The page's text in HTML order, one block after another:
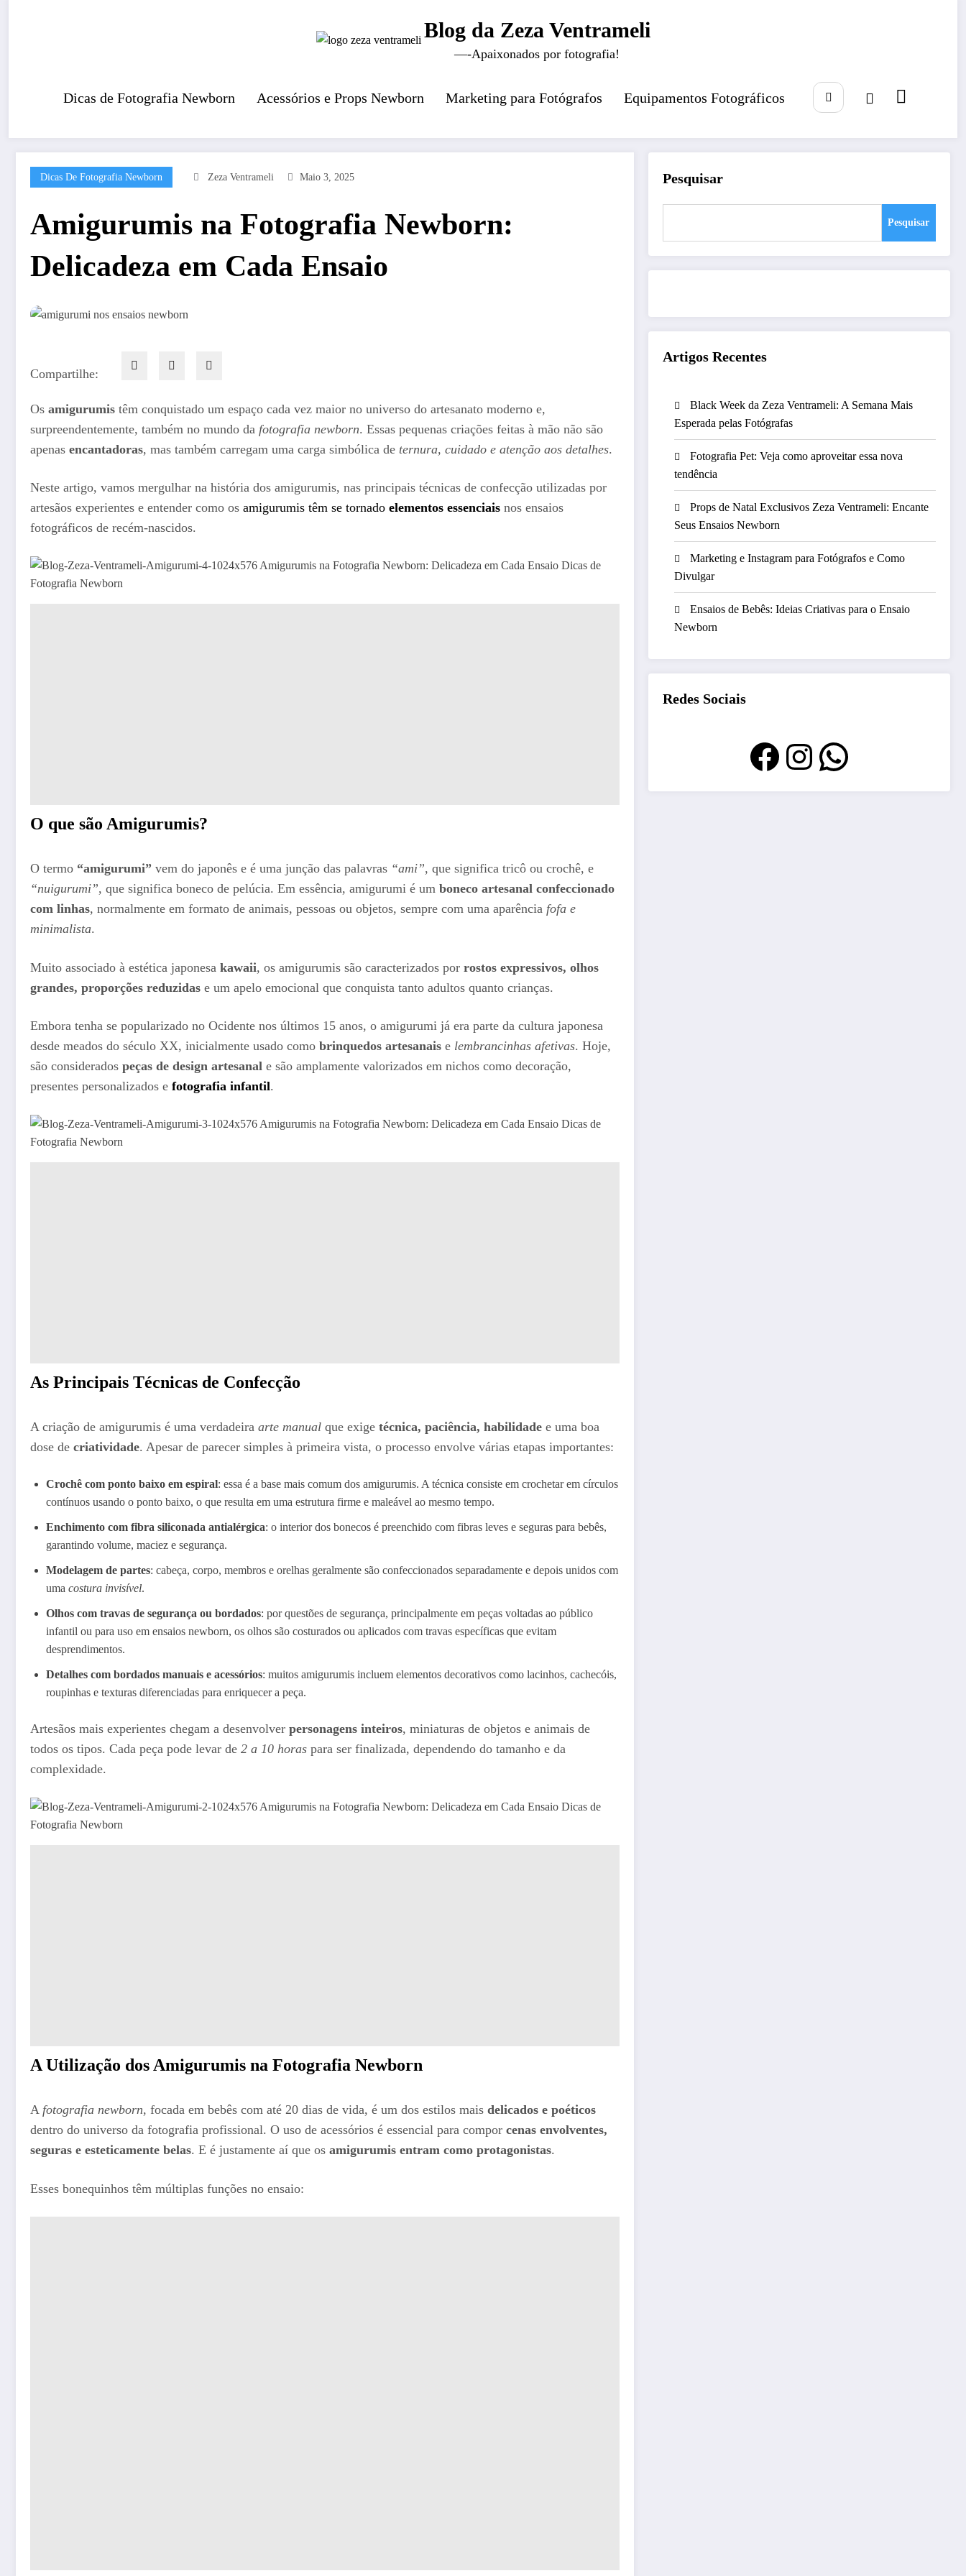
Blog da Zeza Ventrameli
—-Apaixonados por fotografia!
Dicas de Fotografia Newborn Acessórios e Props Newborn Marketing para Fotógrafos Equipamentos Fotográficos
Dicas De Fotografia Newborn Zeza Ventrameli Maio 3, 2025
Amigurumis na Fotografia Newborn:
Delicadeza em Cada Ensaio
Compartilhe:
Os amigurumis têm conquistado um espaço cada vez maior no universo do artesanato moderno e,
surpreendentemente, também no mundo da fotografia newborn. Essas pequenas criações feitas à mão não são
apenas encantadoras, mas também carregam uma carga simbólica de ternura, cuidado e atenção aos detalhes.
Neste artigo, vamos mergulhar na história dos amigurumis, nas principais técnicas de confecção utilizadas por
artesãos experientes e entender como os amigurumis têm se tornado elementos essenciais nos ensaios
fotográficos de recém-nascidos.
O que são Amigurumis?
O termo “amigurumi” vem do japonês e é uma junção das palavras “ami”, que significa tricô ou crochê, e
“nuigurumi”, que significa boneco de pelúcia. Em essência, amigurumi é um boneco artesanal confeccionado
com linhas, normalmente em formato de animais, pessoas ou objetos, sempre com uma aparência fofa e
minimalista.
Muito associado à estética japonesa kawaii, os amigurumis são caracterizados por rostos expressivos, olhos
grandes, proporções reduzidas e um apelo emocional que conquista tanto adultos quanto crianças.
Embora tenha se popularizado no Ocidente nos últimos 15 anos, o amigurumi já era parte da cultura japonesa
desde meados do século XX, inicialmente usado como brinquedos artesanais e lembrancinhas afetivas. Hoje,
são considerados peças de design artesanal e são amplamente valorizados em nichos como decoração,
presentes personalizados e fotografia infantil.
As Principais Técnicas de Confecção
A criação de amigurumis é uma verdadeira arte manual que exige técnica, paciência, habilidade e uma boa
dose de criatividade. Apesar de parecer simples à primeira vista, o processo envolve várias etapas importantes:
Crochê com ponto baixo em espiral: essa é a base mais comum dos amigurumis. A técnica consiste em crochetar em círculos
contínuos usando o ponto baixo, o que resulta em uma estrutura firme e maleável ao mesmo tempo.
Enchimento com fibra siliconada antialérgica: o interior dos bonecos é preenchido com fibras leves e seguras para bebês,
garantindo volume, maciez e segurança.
Modelagem de partes: cabeça, corpo, membros e orelhas geralmente são confeccionados separadamente e depois unidos com
uma costura invisível.
Olhos com travas de segurança ou bordados: por questões de segurança, principalmente em peças voltadas ao público
infantil ou para uso em ensaios newborn, os olhos são costurados ou aplicados com travas específicas que evitam
desprendimentos.
Detalhes com bordados manuais e acessórios: muitos amigurumis incluem elementos decorativos como lacinhos, cachecóis,
roupinhas e texturas diferenciadas para enriquecer a peça.
Artesãos mais experientes chegam a desenvolver personagens inteiros, miniaturas de objetos e animais de
todos os tipos. Cada peça pode levar de 2 a 10 horas para ser finalizada, dependendo do tamanho e da
complexidade.
A Utilização dos Amigurumis na Fotografia Newborn
A fotografia newborn, focada em bebês com até 20 dias de vida, é um dos estilos mais delicados e poéticos
dentro do universo da fotografia profissional. O uso de acessórios é essencial para compor cenas envolventes,
seguras e esteticamente belas. E é justamente aí que os amigurumis entram como protagonistas.
Esses bonequinhos têm múltiplas funções no ensaio:
Pesquisar
Pesquisar
Artigos Recentes
Black Week da Zeza Ventrameli: A Semana Mais
Esperada pelas Fotógrafas
Fotografia Pet: Veja como aproveitar essa nova
tendência
Props de Natal Exclusivos Zeza Ventrameli: Encante
Seus Ensaios Newborn
Marketing e Instagram para Fotógrafos e Como
Divulgar
Ensaios de Bebês: Ideias Criativas para o Ensaio
Newborn
Redes Sociais
Facebook
Instagram
WhatsApp